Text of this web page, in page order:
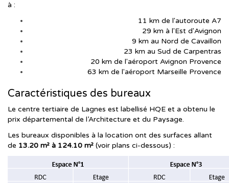
à :
11 km de l'autoroute A7
29 km à l'Est d'Avignon
9 km au Nord de Cavaillon
23 km au Sud de Carpentras
20 km de l'aéroport Avignon Provence
63 km de l'aéroport Marseille Provence
Caractéristiques des bureaux
Le centre tertiaire de Lagnes est labellisé HQE et a obtenu le
prix départemental de l’Architecture et du Paysage.
Les bureaux disponibles à la location ont des surfaces allant
de 13.20 m² à 124.10 m² (voir plans ci-dessous) :